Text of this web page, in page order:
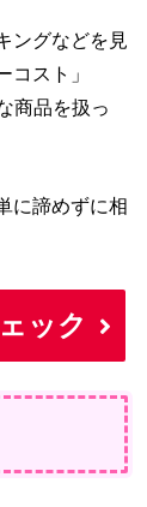
ングなどを見
スト」
商品を扱っ
に諦めずに相
ック